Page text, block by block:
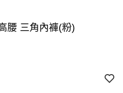
腰 三角內褲(粉)